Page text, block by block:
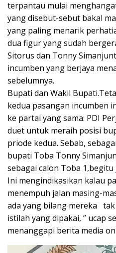
terpantau mulai
yang disebut-sebut bakal
yang paling menarik
dua figur yang sudah
Sitorus dan Tonny
incumben yang berjaya
sebelumnya.
Bupati dan Wakil
kedua pasangan incumben
ke partai yang sama: PDI
duet untuk meraih posisi
priode kedua. Sebab,
bupati Toba Tonny
sebagai calon Toba
Ini mengindikasikan kalau
menempuh jalan masing-
ada yang bilang mereka
istilah yang dipakai, ” ucap
menanggapi berita media